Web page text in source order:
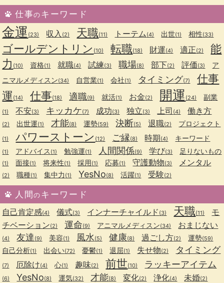
仕事のキーワード
金運 (23) 収入 (2) 天職(11) トーテム (4) 出世(1) 相性(33)
ゴールデントリン (10) 転職(18) 財運(4) 適正(2)
能
力 (10) 資格(1) 就職(4) 試練(3) 職場(8) 部下(2) 評価(3)
ア
ニマルメディスン(34) 自営業(1) 会社(1) タイミング(7)
仕事
運 (14) 仕事(18) 適職(9) 就活(1) お金(2) 開運 (24) 副業
(1) 不安(3) キッカケ(7) 成功(3) 独立(3) 上司 (4) 働き方
(2) 出世運(1) 才能(8) 運勢(59) 決断(5) 退職(2) プロジェクト
(1) パワーストーン (12) ご縁(8) 時期(4) キーワード
(1) アドバイス (1) 勉強運(1) 人間関係(9) 学び(3) 足りないもの
(1) 面接(1) 将来性(1) 採用(1) 応募(1) 守護動物(3) メンタル
(2) 職種(1) 集中力 (1) YesNo(8) 活躍(1) 受験(2)
人間のキーワード
自己肯定感(4) 儀式(3) インナーチャイルド (3) 天職(11)
モ
チベーション(2) 運命(9) アニマルメディスン(34) おまじない
(4) 友達 (9) 美容(1) 風水(5) 健康(8) 過ごし方(2) 運勢(59)
自己分析(1) 出会い(72) 憂鬱(1) 退屈(1) 失せ物(2) タイミング
(7) 厄除け(4) 心(1) 趣味(2) 前世(10) ラッキーアイテム
(6) YesNo(8) 運気(32) 才能(8) 変化(2) 浄化(4) 未婚(2)